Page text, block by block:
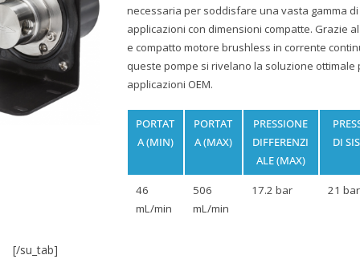
necessaria per soddisfare una vasta gamma di
applicazioni con dimensioni compatte. Grazie
e compatto motore brushless in corrente
queste pompe si rivelano la soluzione ottimale
applicazioni OEM.
PORTAT
A (MIN)
PORTAT
A (MAX)
PRESSIONE
DIFFERENZI
ALE (MAX)
DI
46
mL/min
506
mL/min
17.2 bar 21 bar
[/su_tab]